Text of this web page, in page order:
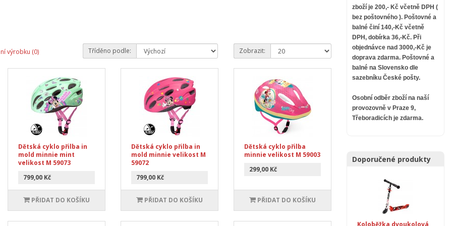
výrobku (0) Tříděno podle: Zobrazit:
Dětská cyklo přilba in
mold minnie mint
velikost M 59073
799,00 Kč
PŘIDAT DO KOŠÍKU
Dětská cyklo přilba in
mold minnie velikost M
59072
799,00 Kč
PŘIDAT DO KOŠÍKU
Dětská cyklo přilba
minnie velikost M 59003
299,00 Kč
PŘIDAT DO KOŠÍKU
zboží je 200,- Kč včetně DPH (
bez poštovného ). Poštovné a
balné činí 140,-Kč včetně
DPH, dobírka 36,-Kč. Při
objednávce nad 3000,-Kč je
doprava zdarma. Poštovné a
balné na Slovensko dle
sazebníku České pošty.
Osobní odběr zboží na naší
provozovně v Praze 9,
Třeboradicích je zdarma.
Doporučené produkty
Koloběžka dvoukolová